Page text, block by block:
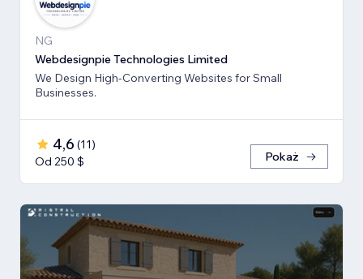
NG
Webdesignpie Technologies Limited
We Design High-Converting Websites for Small
Businesses.
4,6 (11)
Od 250 $
Pokaż